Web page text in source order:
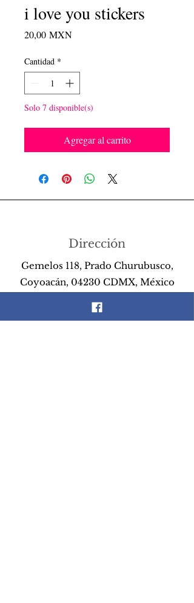
i love you stickers
20,00 MXNPrecio
Cantidad *
Solo 7 disponible(s)
Agregar al carrito
Dirección
Gemelos 118, Prado Churubusco,
Coyoacán, 04230 CDMX, México